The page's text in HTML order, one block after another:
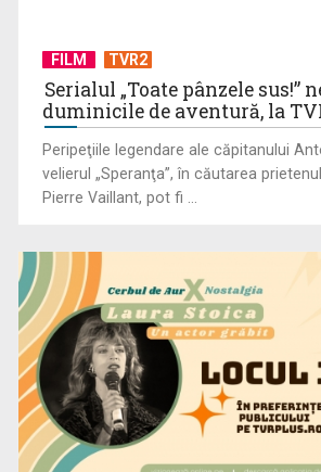
profilului
FILM TVR2
Serialul „Toate pânzele sus!”
duminicile de aventură, la
Peripeţiile legendare ale căpitanului
velierul „Speranţa”, în căutarea
Pierre Vaillant, pot fi ...